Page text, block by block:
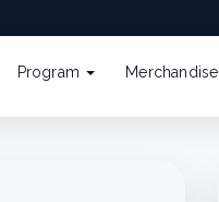
Program Merchandise